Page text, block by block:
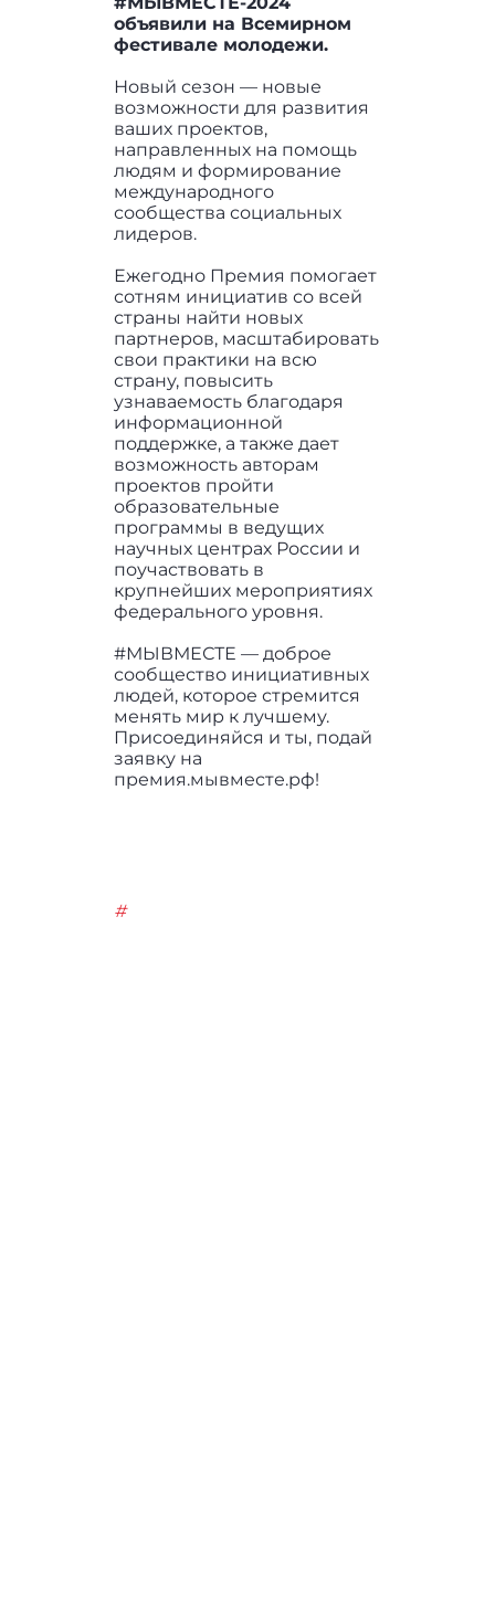
объявили на Всемирном
фестивале молодежи.
Новый сезон — новые
возможности для развития
ваших проектов,
направленных на помощь
людям и формирование
международного
сообщества социальных
лидеров.
Ежегодно Премия помогает
сотням инициатив со всей
страны найти новых
партнеров, масштабировать
свои практики на всю
страну, повысить
узнаваемость благодаря
информационной
поддержке, а также дает
возможность авторам
проектов пройти
образовательные
программы в ведущих
научных центрах России и
поучаствовать в
крупнейших мероприятиях
федерального уровня.
#МЫВМЕСТЕ — доброе
сообщество инициативных
людей, которое стремится
менять мир к лучшему.
Присоединяйся и ты, подай
заявку на
премия.мывместе.рф!
#